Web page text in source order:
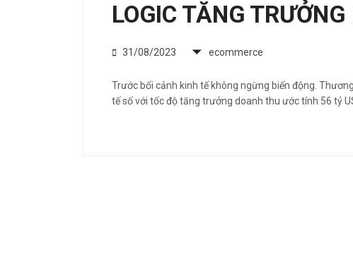
LOGIC TĂNG TRƯỞNG
31/08/2023 ecommerce
Trước bối cảnh kinh tế không ngừng biến động.
tế số với tốc độ tăng trưởng doanh thu ước tính 56 tỷ